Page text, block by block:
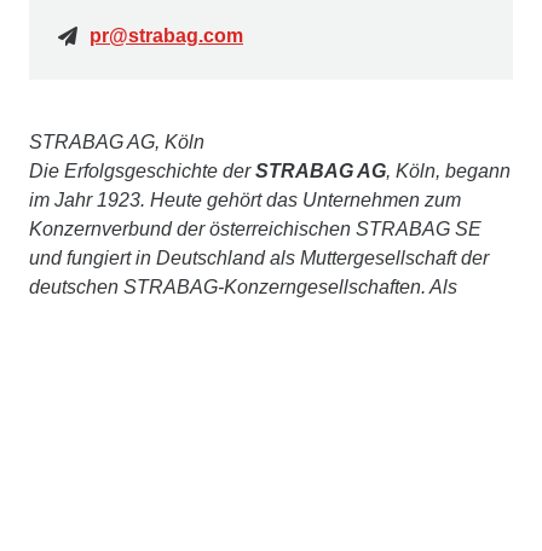
pr@strabag.com
STRABAG AG, Köln
Die Erfolgsgeschichte derSTRABAG AG, Köln, begann
im Jahr 1923. Heute gehört das Unternehmen zum
Konzernverbund der österreichischen STRABAG SE
und fungiert in Deutschland als Muttergesellschaft der
deutschen STRABAG-Konzerngesellschaften. Als